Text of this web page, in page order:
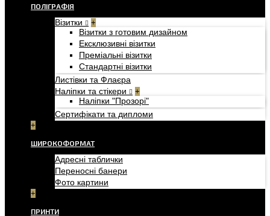
ПОЛІГРАФІЯ
Візитки +
Візитки з готовим дизайном
Ексклюзивні візитки
Преміальні візитки
Стандартні візитки
Листівки та Флаєра
Наліпки та стікери
+
Наліпки "Прозорі"
Сертифікати та дипломи
+
ШИРОКОФОРМАТ
Адресні таблички
Переносні банери
Фото картини
+
ПРИНТИ